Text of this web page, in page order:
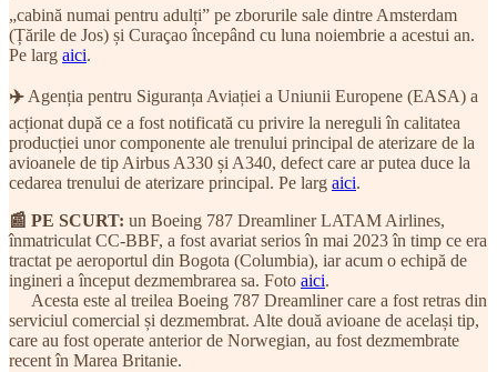
„cabină numai pentru adulți” pe zborurile sale dintre Amsterdam
(Țările de Jos) și Curaçao începând cu luna noiembrie a acestui an.
Pe larg aici.
✈️Agenția pentru Siguranța Aviației a Uniunii Europene (EASA) a
acționat după ce a fost notificată cu privire la nereguli în calitatea
producției unor componente ale trenului principal de aterizare de la
avioanele de tip Airbus A330 și A340, defect care ar putea duce la
cedarea trenului de aterizare principal. Pe larg aici.
📰 PE SCURT: un Boeing 787 Dreamliner LATAM Airlines,
înmatriculat CC-BBF, a fost avariat serios în mai 2023 în timp ce era
tractat pe aeroportul din Bogota (Columbia), iar acum o echipă de
ingineri a început dezmembrarea sa. Foto aici.
Acesta este al treilea Boeing 787 Dreamliner care a fost retras din
serviciul comercial și dezmembrat. Alte două avioane de același tip,
care au fost operate anterior de Norwegian, au fost dezmembrate
recent în Marea Britanie.